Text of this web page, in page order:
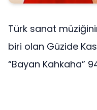
Türk sanat
biri olan Güzide
“Bayan Kahkaha”